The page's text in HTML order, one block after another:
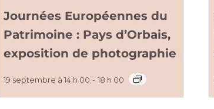
Journées Européennes du
Patrimoine : Pays d’Orbais,
exposition de photographie
19 septembre à 14 h 00 - 18 h 00